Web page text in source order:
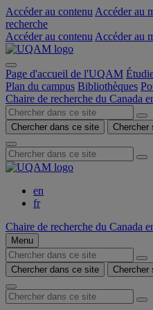
Accéder au contenu Accéder au
recherche
Accéder au contenu Accéder au
Page d'accueil de l'UQAM
Plan du campus Bibliothèques
Chaire de recherche du Canada
Chercher dans ce site Chercher
en
fr
Chaire de recherche du Canada
Menu
Chercher dans ce site Chercher